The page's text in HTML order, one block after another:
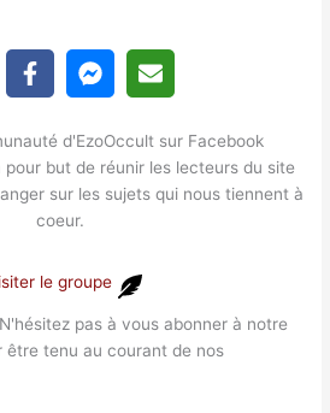
d'EzoOccult sur Facebook
pour but de réunir les lecteurs du site
sur les sujets qui nous tiennent à
coeur.
le groupe
pas à vous abonner à notre
tenu au courant de nos